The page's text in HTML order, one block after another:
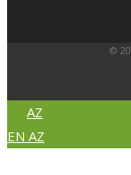
©
AZ
EN AZ